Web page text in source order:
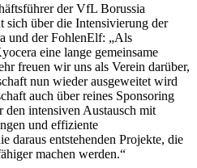
der VfL Borussia
über die Intensivierung der
und der FohlenElf: „Als
eine lange gemeinsame
freuen wir uns als Verein darüber,
nun wieder ausgeweitet wird
auch über reines Sponsoring
den intensiven Austausch mit
und effiziente
daraus entstehenden Projekte, die
machen werden.“